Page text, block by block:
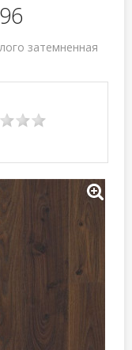
затемненная